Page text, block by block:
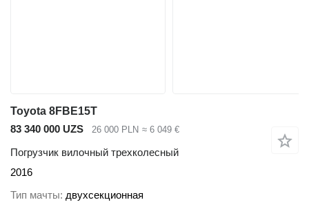
Toyota 8FBE15T
83 340 000 UZS
26 000 PLN ≈ 6 049 €
Погрузчик вилочный трехколесный
2016
Тип мачты двухсекционная